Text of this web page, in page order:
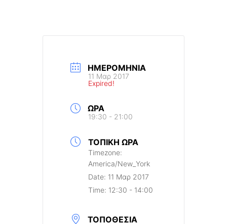
ΗΜΕΡΟΜΗΝΊΑ
11 Μαρ 2017
Expired!
ΏΡΑ
19:30 - 21:00
ΤΟΠΙΚΉ ΏΡΑ
Timezone:
America/New_York
Date: 11 Μαρ 2017
Time: 12:30 - 14:00
ΤΟΠΟΘΕΣΊΑ